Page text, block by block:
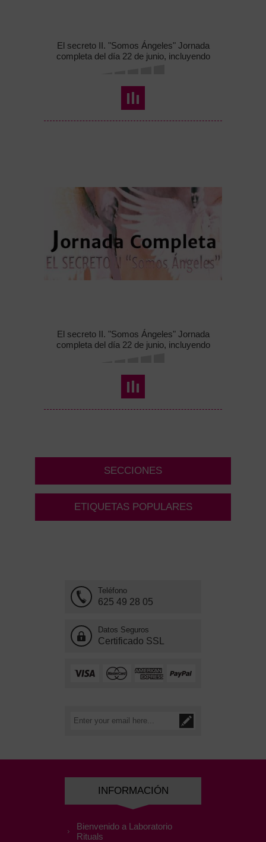
El secreto II. "Somos Ángeles" Jornada
completa del día 22 de junio, incluyendo
El secreto II. "Somos Ángeles" Jornada
completa del día 22 de junio, incluyendo
SECCIONES
ETIQUETAS POPULARES
Teléfono
625 49 28 05
Datos Seguros
Certificado SSL
INFORMACIÓN
Bienvenido a Laboratorio
Rituals